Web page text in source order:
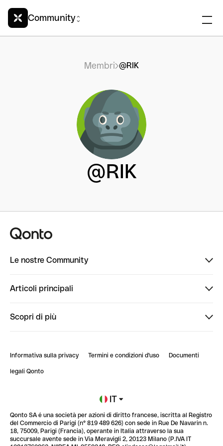
Community
Membri @RIK
@RIK
Le nostre Community
PowerUp
Articoli principali
StrongHer Mentorship | Notion: come organizzare...
Scopri di più
Blog
Glossario finanziario
Informativa sulla privacy Termini e condizioni d'uso Documenti
legali Qonto
IT
Qonto SA é una società per azioni di diritto francese, iscritta al Registro
del Commercio di Parigi (n° 819 489 626) con sede in Rue De Navarin n.
18, 75009, Parigi (Francia), operante in Italia attraverso la sua
succursale avente sede in Via Meravigli 2, 20123 Milano (P.IVA IT